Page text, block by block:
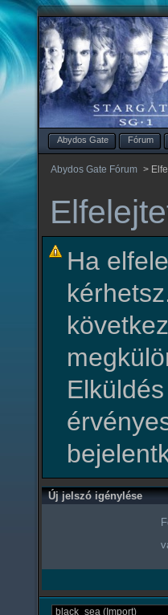
Abydos Gate Fórum
Abydos Gate Fórum >
Ha
Új jelszó igénylése